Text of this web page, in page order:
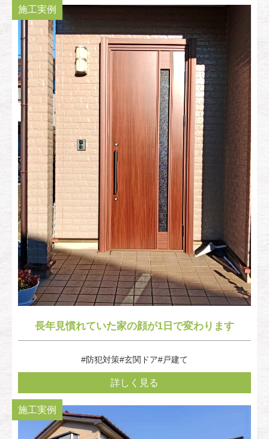
施工実例
長年見慣れていた家の顔が1日で変わります
#防犯対策#玄関ドア#戸建て
詳しく見る
施工実例